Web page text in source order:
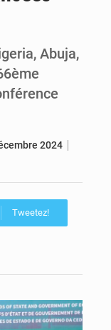
Abuja,
2024
Tweetez!